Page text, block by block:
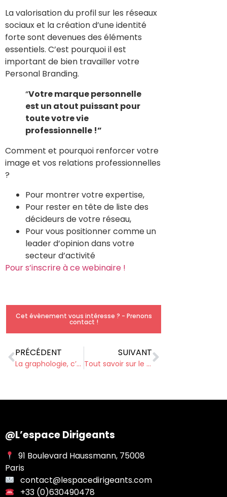
La valorisation du profil sur les réseaux
sociaux et la création d’une identité
forte sont devenues des éléments
essentiels. C’est pourquoi il est
important de bien travailler votre
Personal Branding.
“Votre marque personnelle
est un atout puissant pour
toute votre vie
professionnelle !”
Comment et pourquoi renforcer votre
image et vos relations professionnelles
?
Pour montrer votre expertise,
Pour rester en tête de liste des
décideurs de votre réseau,
Pour vous positionner comme un
leader d’opinion dans votre
secteur d’activité
Pour s’inscrire à ce webinaire !
Cet évènement vous intéresse ? - Prenons
contact !
PRÉCÉDENT
La graphologie, c’est bluffant !
SUIVANT
Tout savoir sur le management de transition
@L’espace Dirigeants
91 Boulevard Haussmann, 75008
Paris
contact@lespacedirigeants.com
+33 (0)630490478